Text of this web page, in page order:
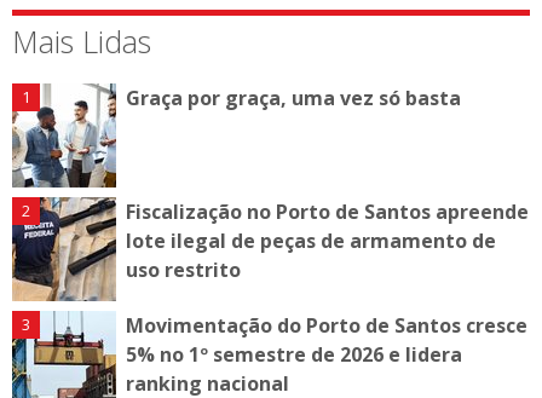
Mais Lidas
Graça por graça, uma vez só basta
Fiscalização no Porto de Santos apreende
lote ilegal de peças de armamento de
uso restrito
Movimentação do Porto de Santos cresce
5% no 1º semestre de 2026 e lidera
ranking nacional